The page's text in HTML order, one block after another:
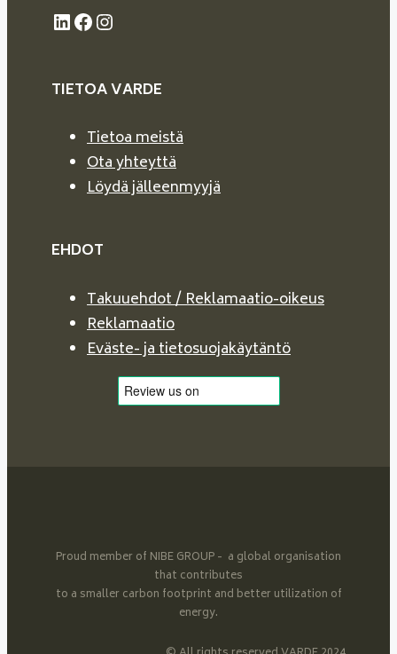
LinkedIn
Facebook
Instagram
TIETOA VARDE
Tietoa meistä
Ota yhteyttä
Löydä jälleenmyyjä
EHDOT
Takuuehdot / Reklamaatio-oikeus
Reklamaatio
Eväste- ja tietosuojakäytäntö
Proud member of NIBE GROUP - a global organisation
that contributes
to a smaller carbon footprint and better utilization of
energy.